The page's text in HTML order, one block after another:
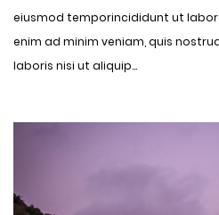
eiusmod temporincididunt ut
enim ad minim veniam, quis
laboris nisi ut aliquip...